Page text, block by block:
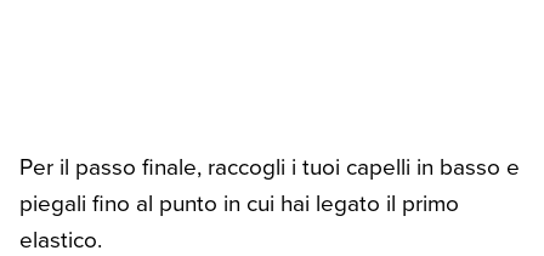
Per il passo finale, raccogli i tuoi capelli in basso e
piegali fino al punto in cui hai legato il primo
elastico.